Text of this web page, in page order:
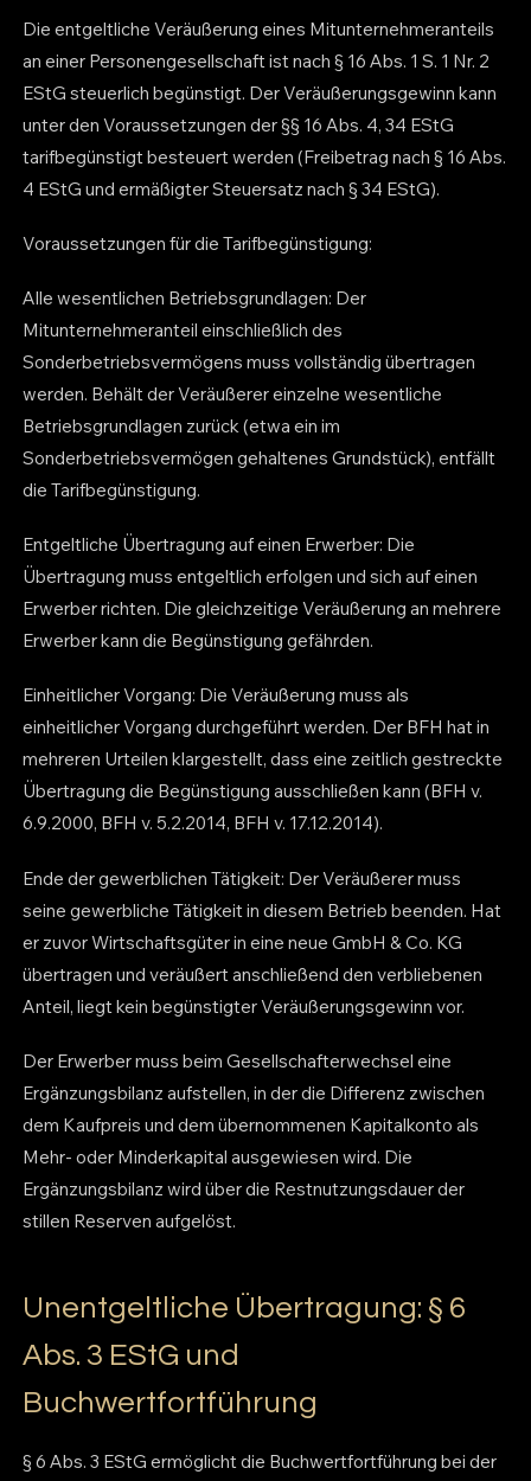
Die entgeltliche Veräußerung eines Mitunternehmeranteils
an einer Personengesellschaft ist nach § 16 Abs. 1 S. 1 Nr. 2
EStG steuerlich begünstigt. Der Veräußerungsgewinn kann
unter den Voraussetzungen der §§ 16 Abs. 4, 34 EStG
tarifbegünstigt besteuert werden (Freibetrag nach § 16 Abs.
4 EStG und ermäßigter Steuersatz nach § 34 EStG).
Voraussetzungen für die Tarifbegünstigung:
Alle wesentlichen Betriebsgrundlagen: Der
Mitunternehmeranteil einschließlich des
Sonderbetriebsvermögens muss vollständig übertragen
werden. Behält der Veräußerer einzelne wesentliche
Betriebsgrundlagen zurück (etwa ein im
Sonderbetriebsvermögen gehaltenes Grundstück), entfällt
die Tarifbegünstigung.
Entgeltliche Übertragung auf einen Erwerber: Die
Übertragung muss entgeltlich erfolgen und sich auf einen
Erwerber richten. Die gleichzeitige Veräußerung an mehrere
Erwerber kann die Begünstigung gefährden.
Einheitlicher Vorgang: Die Veräußerung muss als
einheitlicher Vorgang durchgeführt werden. Der BFH hat in
mehreren Urteilen klargestellt, dass eine zeitlich gestreckte
Übertragung die Begünstigung ausschließen kann (BFH v.
6.9.2000, BFH v. 5.2.2014, BFH v. 17.12.2014).
Ende der gewerblichen Tätigkeit: Der Veräußerer muss
seine gewerbliche Tätigkeit in diesem Betrieb beenden. Hat
er zuvor Wirtschaftsgüter in eine neue GmbH & Co. KG
übertragen und veräußert anschließend den verbliebenen
Anteil, liegt kein begünstigter Veräußerungsgewinn vor.
Der Erwerber muss beim Gesellschafterwechsel eine
Ergänzungsbilanz aufstellen, in der die Differenz zwischen
dem Kaufpreis und dem übernommenen Kapitalkonto als
Mehr- oder Minderkapital ausgewiesen wird. Die
Ergänzungsbilanz wird über die Restnutzungsdauer der
stillen Reserven aufgelöst.
Unentgeltliche Übertragung: § 6
Abs. 3 EStG und
Buchwertfortführung
§ 6 Abs. 3 EStG ermöglicht die Buchwertfortführung bei der